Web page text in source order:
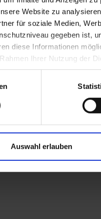
Website zu
für soziale Medien,
gegeben ist,
diese Informationen
Ihrer Nutzung der
Auswahl erlauben
(1968-1972), besucht
Royal College of Art in
Ein Jahr später zieht er nach
1988) und ist seit 1989
Natur, arbeitet Cragg vor
Er nennt seine